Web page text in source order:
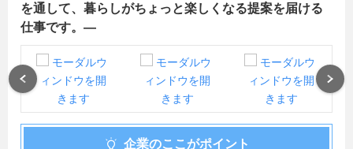
を通して、暮らしがちょっと楽しくなる提案を届ける
仕事です。―
企業のここがポイント